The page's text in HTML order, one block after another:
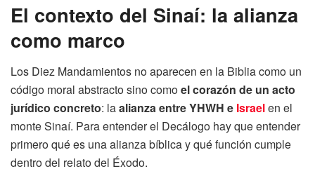
El contexto del Sinaí: la alianza
como marco
Los Diez Mandamientos no aparecen en la Biblia como un
código moral abstracto sino comoel corazón de un acto
jurídico concreto: laalianza entre YHWH e Israelen el
monte Sinaí. Para entender el Decálogo hay que entender
primero qué es una alianza bíblica y qué función cumple
dentro del relato del Éxodo.